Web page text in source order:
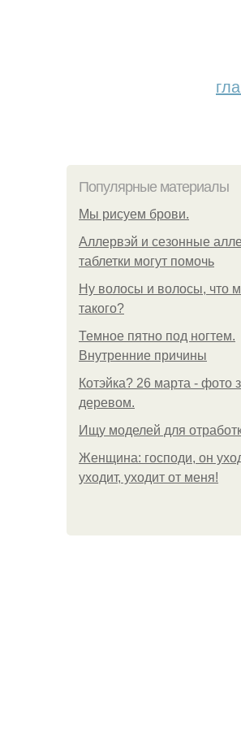
Популярные материалы
Мы рисуем брови.
Аллервэй и сезонные
таблетки могут помочь
Ну волосы и волосы, что
такого?
Темное пятно под ногтем.
Внутренние причины
Котэйка? 26 марта - фото
деревом.
Ищу моделей для
Женщина: господи, он
уходит, уходит от меня!